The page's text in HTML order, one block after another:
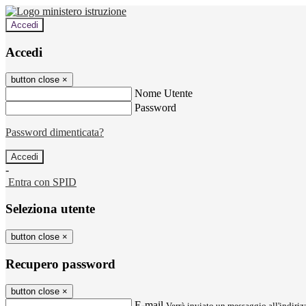
Accedi
Accedi
button close ×
Nome Utente
Password
Password dimenticata?
-
Entra con SPID
Seleziona utente
button close ×
Recupero password
button close ×